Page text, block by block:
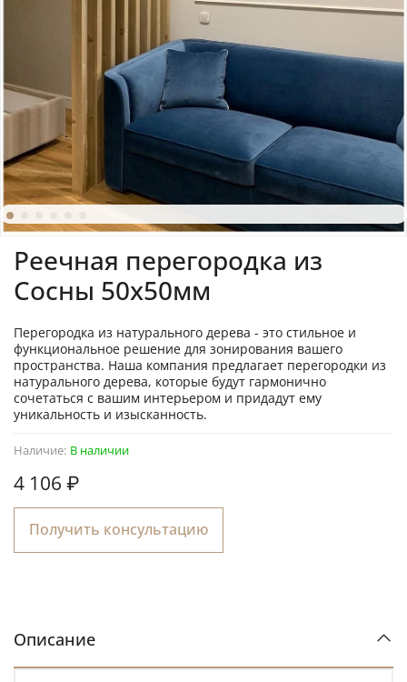
Наличие: В наличии
Реечная перегородка из
Сосны 50х50мм
4 106 ₽
Получить консультацию
Перегородка из натурального дерева - это стильное и
функциональное решение для зонирования вашего
пространства. Наша компания предлагает перегородки из
натурального дерева, которые будут гармонично
сочетаться с вашим интерьером и придадут ему
уникальность и изысканность.
Описание